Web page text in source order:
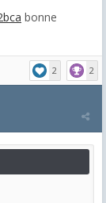
bonne
2 2